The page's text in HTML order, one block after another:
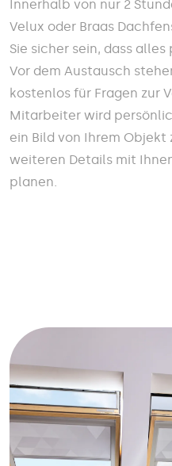
Innerhalb von nur 2
Velux oder Braas
Sie sicher sein, dass
Vor dem Austausch
kostenlos für Fragen zur
Mitarbeiter wird
ein Bild von Ihrem Objekt
weiteren Details mit
planen.